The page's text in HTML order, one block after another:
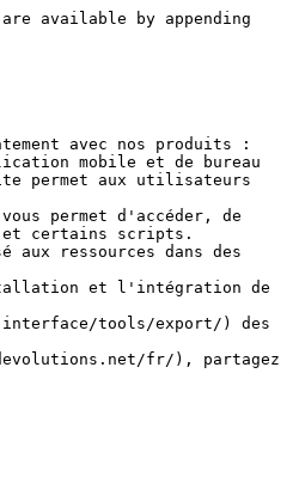
available by appending
avec nos produits :
permet aux utilisateurs
et certains scripts.
tools/export/) des
fr/), partagez